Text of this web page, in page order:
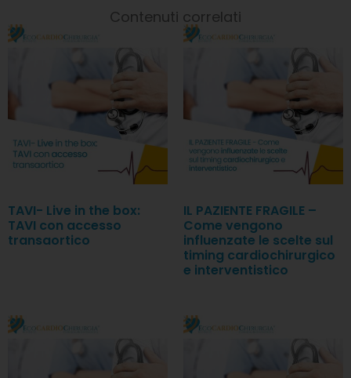
Contenuti correlati
TAVI- Live in the box:
TAVI con accesso
transaortico
IL PAZIENTE FRAGILE –
Come vengono
influenzate le scelte sul
timing cardiochirurgico
e interventistico